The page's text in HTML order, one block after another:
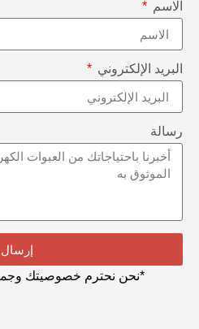
الاسم
البريد الإلكتروني
رسالة
إرسال
*نحن نحترم خصوصيتك